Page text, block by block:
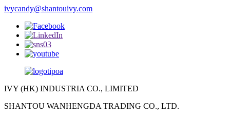
ivycandy@shantouivy.com
IVY (HK) INDUSTRIA CO., LIMITED
SHANTOU WANHENGDA TRADING CO., LTD.